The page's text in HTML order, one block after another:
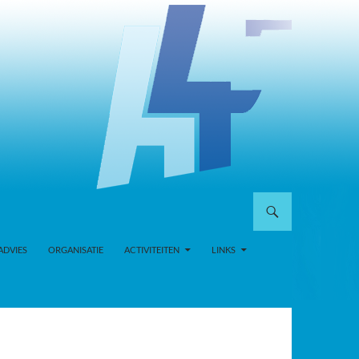
ORGANISATIE ACTIVITEITEN LINKS